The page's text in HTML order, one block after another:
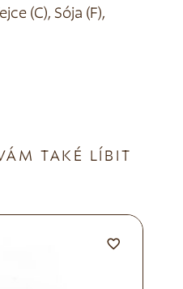
(C), Sója (F),
TAKÉ LÍBIT